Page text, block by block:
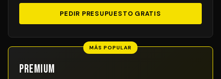
PEDIR PRESUPUESTO GRATIS
MÁS POPULAR
Premium